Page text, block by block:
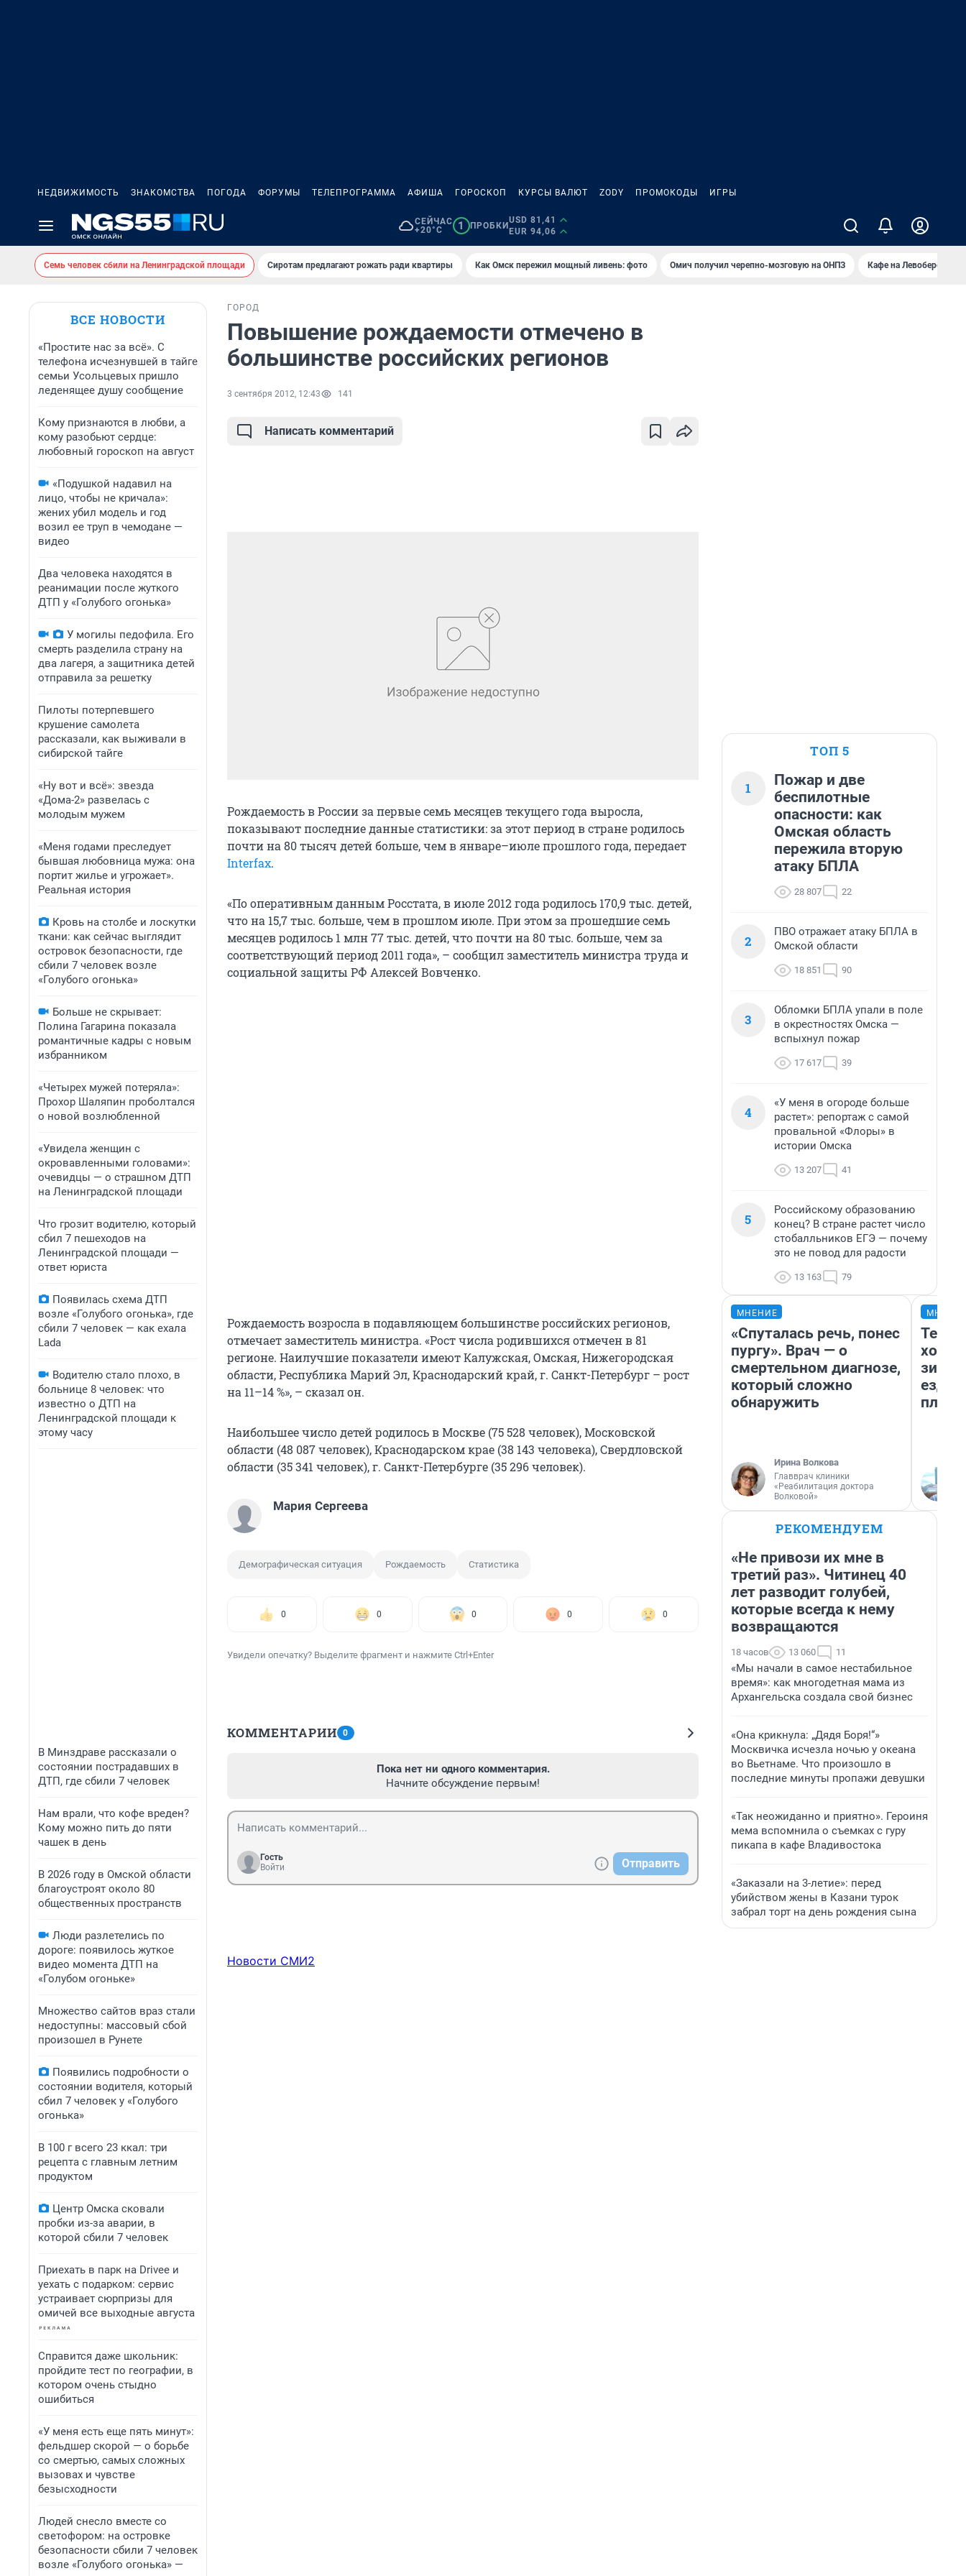
НЕДВИЖИМОСТЬ ЗНАКОМСТВА ПОГОДА ФОРУМЫ ТЕЛЕПРОГРАММА АФИША ГОРОСКОП КУРСЫ ВАЛЮТ ZODY ПРОМОКОДЫ ИГРЫ
СЕЙЧАС
+20°C
1 ПРОБКИ
USD 81,41
EUR 94,06
Семь человек сбили на Ленинградской площади Сиротам предлагают рожать ради квартиры Как Омск пережил мощный ливень: фото Омич получил черепно-мозговую на ОНПЗ Кафе на Левобережье
ВСЕ НОВОСТИ
«Простите нас за всё». С
телефона исчезнувшей в тайге
семьи Усольцевых пришло
леденящее душу сообщение
Кому признаются в любви, а
кому разобьют сердце:
любовный гороскоп на август
«Подушкой надавил на
лицо, чтобы не кричала»:
жених убил модель и год
возил ее труп в чемодане —
видео
Два человека находятся в
реанимации после жуткого
ДТП у «Голубого огонька»
У могилы педофила. Его
смерть разделила страну на
два лагеря, а защитника детей
отправила за решетку
Пилоты потерпевшего
крушение самолета
рассказали, как выживали в
сибирской тайге
«Ну вот и всё»: звезда
«Дома-2» развелась с
молодым мужем
«Меня годами преследует
бывшая любовница мужа: она
портит жилье и угрожает».
Реальная история
Кровь на столбе и лоскутки
ткани: как сейчас выглядит
островок безопасности, где
сбили 7 человек возле
«Голубого огонька»
Больше не скрывает:
Полина Гагарина показала
романтичные кадры с новым
избранником
«Четырех мужей потеряла»:
Прохор Шаляпин проболтался
о новой возлюбленной
«Увидела женщин с
окровавленными головами»:
очевидцы — о страшном ДТП
на Ленинградской площади
Что грозит водителю, который
сбил 7 пешеходов на
Ленинградской площади —
ответ юриста
Появилась схема ДТП
возле «Голубого огонька», где
сбили 7 человек — как ехала
Lada
Водителю стало плохо, в
больнице 8 человек: что
известно о ДТП на
Ленинградской площади к
этому часу
В Минздраве рассказали о
состоянии пострадавших в
ДТП, где сбили 7 человек
Нам врали, что кофе вреден?
Кому можно пить до пяти
чашек в день
В 2026 году в Омской области
благоустроят около 80
общественных пространств
Люди разлетелись по
дороге: появилось жуткое
видео момента ДТП на
«Голубом огоньке»
Множество сайтов враз стали
недоступны: массовый сбой
произошел в Рунете
Появились подробности о
состоянии водителя, который
сбил 7 человек у «Голубого
огонька»
В 100 г всего 23 ккал: три
рецепта с главным летним
продуктом
Центр Омска сковали
пробки из-за аварии, в
которой сбили 7 человек
Приехать в парк на Drivee и
уехать с подарком: сервис
устраивает сюрпризы для
омичей все выходные августа
Справится даже школьник:
пройдите тест по географии, в
котором очень стыдно
ошибиться
«У меня есть еще пять минут»:
фельдшер скорой — о борьбе
со смертью, самых сложных
вызовах и чувстве
безысходности
Людей снесло вместе со
светофором: на островке
безопасности сбили 7 человек
возле «Голубого огонька» —
ГОРОД
Повышение рождаемости отмечено в
большинстве российских регионов
3 сентября 2012, 12:43 141
Написать комментарий
Рождаемость в России за первые семь месяцев текущего года выросла,
показывают последние данные статистики: за этот период в стране родилось
почти на 80 тысяч детей больше, чем в январе–июле прошлого года, передает
Interfax.
«По оперативным данным Росстата, в июле 2012 года родилось 170,9 тыс. детей,
что на 15,7 тыс. больше, чем в прошлом июле. При этом за прошедшие семь
месяцев родилось 1 млн 77 тыс. детей, что почти на 80 тыс. больше, чем за
соответствующий период 2011 года», – сообщил заместитель министра труда и
социальной защиты РФ Алексей Вовченко.
Рождаемость возросла в подавляющем большинстве российских регионов,
отмечает заместитель министра. «Рост числа родившихся отмечен в 81
регионе. Наилучшие показатели имеют Калужская, Омская, Нижегородская
области, Республика Марий Эл, Краснодарский край, г. Санкт-Петербург – рост
на 11–14 %», – сказал он.
Наибольшее число детей родилось в Москве (75 528 человек), Московской
области (48 087 человек), Краснодарском крае (38 143 человека), Свердловской
области (35 341 человек), г. Санкт-Петербурге (35 296 человек).
Мария Сергеева
Демографическая ситуация Рождаемость Статистика
0 0 0 0 0
Увидели опечатку? Выделите фрагмент и нажмите Ctrl+Enter
КОММЕНТАРИИ 0
Пока нет ни одного комментария.
Начните обсуждение первым!
Гость
Войти
Отправить
Новости СМИ2
ТОП 5
1
Пожар и две
беспилотные
опасности: как
Омская область
пережила вторую
атаку БПЛА
28 807 22
2
ПВО отражает атаку БПЛА в
Омской области
18 851 90
3
Обломки БПЛА упали в поле
в окрестностях Омска —
вспыхнул пожар
17 617 39
4
«У меня в огороде больше
растет»: репортаж с самой
провальной «Флоры» в
истории Омска
13 207 41
5
Российскому образованию
конец? В стране растет число
стобалльников ЕГЭ — почему
это не повод для радости
13 163 79
МНЕНИЕ
«Спуталась речь, понес
пургу». Врач — о
смертельном диагнозе,
который сложно
обнаружить
Ирина Волкова
Главврач клиники
«Реабилитация доктора
Волковой»
ездит
РЕКОМЕНДУЕМ
«Не привози их мне в
третий раз». Читинец 40
лет разводит голубей,
которые всегда к нему
возвращаются
18 часов 13 060 11
«Мы начали в самое нестабильное
время»: как многодетная мама из
Архангельска создала свой бизнес
«Она крикнула: „Дядя Боря!“»
Москвичка исчезла ночью у океана
во Вьетнаме. Что произошло в
последние минуты пропажи девушки
«Так неожиданно и приятно». Героиня
мема вспомнила о съемках с гуру
пикапа в кафе Владивостока
«Заказали на 3-летие»: перед
убийством жены в Казани турок
забрал торт на день рождения сына